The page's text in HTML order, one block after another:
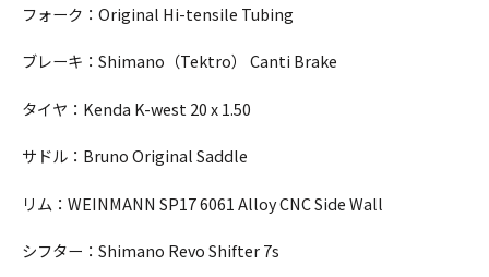
フォーク：Original Hi-tensile Tubing
ブレーキ：Shimano（Tektro） Canti Brake
タイヤ：Kenda K-west 20 x 1.50
サドル：Bruno Original Saddle
リム：WEINMANN SP17 6061 Alloy CNC Side Wall
シフター：Shimano Revo Shifter 7s